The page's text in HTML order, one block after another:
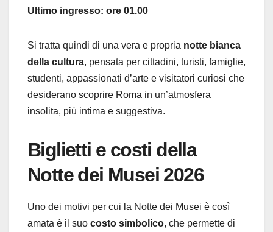
Ultimo ingresso: ore 01.00
Si tratta quindi di una vera e propria notte bianca
della cultura, pensata per cittadini, turisti, famiglie,
studenti, appassionati d’arte e visitatori curiosi che
desiderano scoprire Roma in un’atmosfera
insolita, più intima e suggestiva.
Biglietti e costi della
Notte dei Musei 2026
Uno dei motivi per cui la Notte dei Musei è così
amata è il suo costo simbolico, che permette di